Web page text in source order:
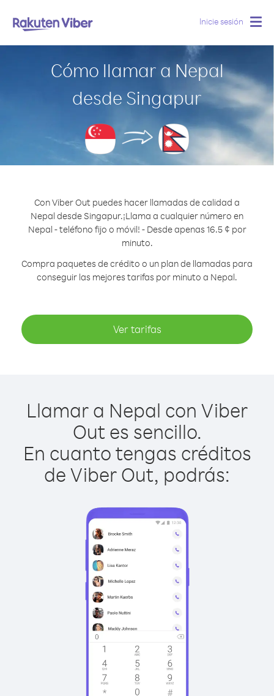
Inicie sesión
Cómo llamar a Nepal
desde Singapur
Con Viber Out puedes hacer llamadas de calidad a
Nepal desde Singapur.¡Llama a cualquier número en
Nepal - teléfono fijo o móvil! - Desde apenas 16.5 ¢ por
minuto.
Compra paquetes de crédito o un plan de llamadas para
conseguir las mejores tarifas por minuto a Nepal.
Ver tarifas
Llamar a Nepal con Viber
Out es sencillo.
En cuanto tengas créditos
de Viber Out, podrás: